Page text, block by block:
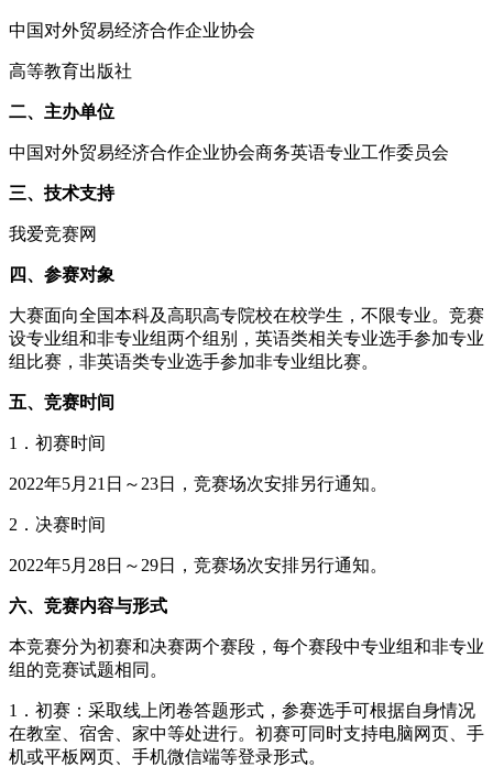
中国对外贸易经济合作企业协会
高等教育出版社
二、主办单位
中国对外贸易经济合作企业协会商务英语专业工作委员会
三、技术支持
我爱竞赛网
四、参赛对象
大赛面向全国本科及高职高专院校在校学生，不限专业。竞赛
设专业组和非专业组两个组别，英语类相关专业选手参加专业
组比赛，非英语类专业选手参加非专业组比赛。
五、竞赛时间
1．初赛时间
2022年5月21日～23日，竞赛场次安排另行通知。
2．决赛时间
2022年5月28日～29日，竞赛场次安排另行通知。
六、竞赛内容与形式
本竞赛分为初赛和决赛两个赛段，每个赛段中专业组和非专业
组的竞赛试题相同。
1．初赛：采取线上闭卷答题形式，参赛选手可根据自身情况
在教室、宿舍、家中等处进行。初赛可同时支持电脑网页、手
机或平板网页、手机微信端等登录形式。